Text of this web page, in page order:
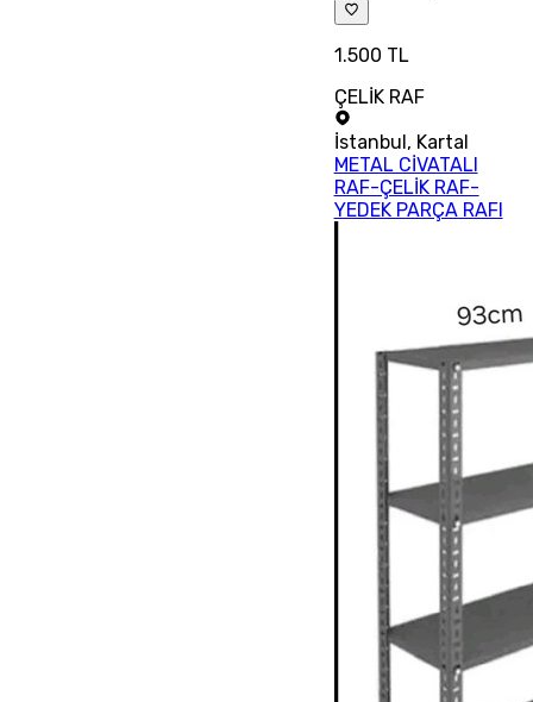
1.500 TL
ÇELİK RAF
İstanbul, Kartal
METAL CİVATALI
RAF-ÇELİK RAF-
YEDEK PARÇA RAFI